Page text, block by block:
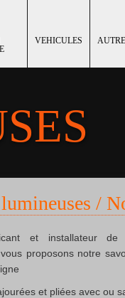
VEHICULES
/
et installateur
vous proposons notre
et pliées avec ou